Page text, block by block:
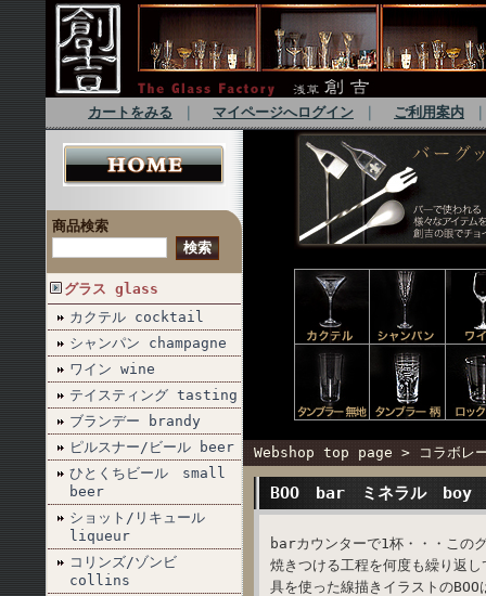
カートをみる マイページへログイン ご利用案内
商品検索
グラス glass
カクテル cocktail
シャンパン champagne
ワイン wine
テイスティング tasting
ブランデー brandy
ピルスナー/ビール beer
ひとくちビール small
beer
ショット/リキュール
liqueur
コリンズ/ゾンビ
collins
Webshop top page > コラボ
BOO bar ミネラル boy
barカウンターで1杯・・・この
焼きつける工程を何度も繰り返
具を使った線描きイラストの